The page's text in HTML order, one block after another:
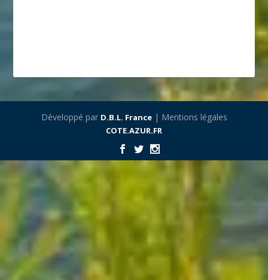
Développé par D.B.L. France| Mentions légales
COTE.AZUR.FR